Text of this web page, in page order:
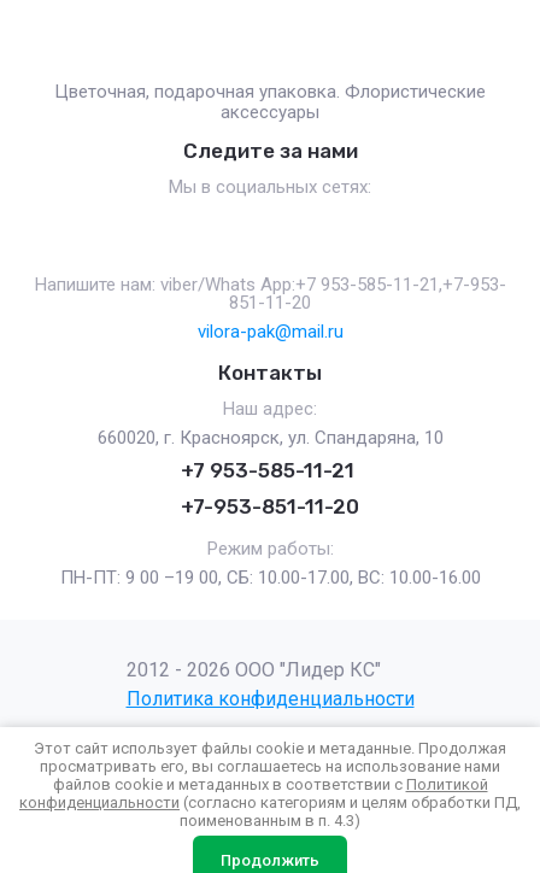
Цветочная, подарочная упаковка. Флористические
аксессуары
Следите за нами
Мы в социальных сетях:
Напишите нам: viber/Whats App:+7 953-585-11-21,+7-953-
851-11-20
vilora-pak@mail.ru
Контакты
Наш адрес:
660020, г. Красноярск, ул. Спандаряна, 10
+7 953-585-11-21
+7-953-851-11-20
Режим работы:
ПН-ПТ: 9 00 –19 00, СБ: 10.00-17.00, ВС: 10.00-16.00
2012 - 2026 ООО "Лидер КС"
Политика конфиденциальности
Создание сайтаМегагрупп
Этот сайт использует файлы cookie и метаданные. Продолжая
просматривать его, вы соглашаетесь на использование нами
файлов cookie и метаданных в соответствии с Политикой
конфиденциальности (согласно категориям и целям обработки ПД,
поименованным в п. 4.3)
Продолжить